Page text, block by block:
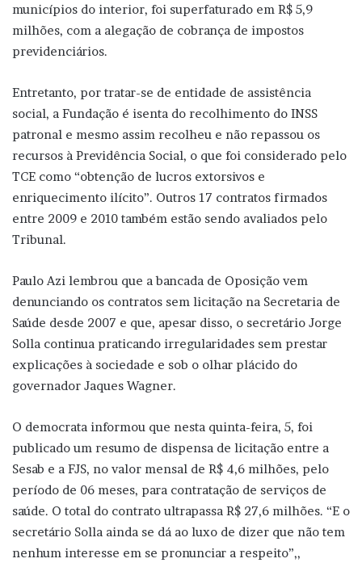
municípios do interior, foi superfaturado em R$ 5,9
milhões, com a alegação de cobrança de impostos
previdenciários.
Entretanto, por tratar-se de entidade de assistência
social, a Fundação é isenta do recolhimento do INSS
patronal e mesmo assim recolheu e não repassou os
recursos à Previdência Social, o que foi considerado pelo
TCE como “obtenção de lucros extorsivos e
enriquecimento ilícito”. Outros 17 contratos firmados
entre 2009 e 2010 também estão sendo avaliados pelo
Tribunal.
Paulo Azi lembrou que a bancada de Oposição vem
denunciando os contratos sem licitação na Secretaria de
Saúde desde 2007 e que, apesar disso, o secretário Jorge
Solla continua praticando irregularidades sem prestar
explicações à sociedade e sob o olhar plácido do
governador Jaques Wagner.
O democrata informou que nesta quinta-feira, 5, foi
publicado um resumo de dispensa de licitação entre a
Sesab e a FJS, no valor mensal de R$ 4,6 milhões, pelo
período de 06 meses, para contratação de serviços de
saúde. O total do contrato ultrapassa R$ 27,6 milhões. “E o
secretário Solla ainda se dá ao luxo de dizer que não tem
nenhum interesse em se pronunciar a respeito”,,